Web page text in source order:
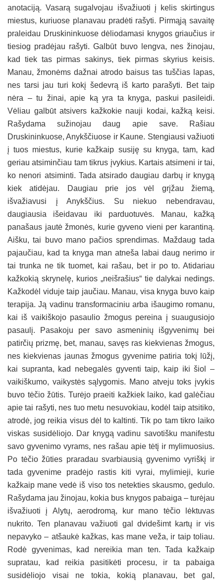
anotaciją. Vasarą sugalvojau išvažiuoti į kelis skirtingus
miestus, kuriuose planavau pradėti rašyti. Pirmąją savaitę
praleidau Druskininkuose dėliodamasi knygos griaučius ir
tiesiog pradėjau rašyti. Galbūt buvo lengva, nes žinojau,
kad tiek tas pirmas sakinys, tiek pirmas skyrius keisis.
Manau, žmonėms dažnai atrodo baisus tas tuščias lapas,
nes tarsi jau turi kokį šedevrą iš karto parašyti. Bet taip
nėra – tu žinai, apie ką yra ta knyga, paskui pasileidi.
Vėliau galbūt atsivers kažkokie nauji kodai, kažką keisi.
Rašydama sužinojau daug apie save. Rašiau
Druskininkuose, Anykščiuose ir Kaune. Stengiausi važiuoti
į tuos miestus, kurie kažkaip susiję su knyga, tam, kad
geriau atsiminčiau tam tikrus įvykius. Kartais atsimeni ir tai,
ko nenori atsiminti. Tada atsirado daugiau darbų ir knygą
kiek atidėjau. Daugiau prie jos vėl grįžau žiemą,
išvažiavusi į Anykščius. Su niekuo nebendravau,
daugiausia išeidavau iki parduotuvės. Manau, kažką
panašaus jautė žmonės, kurie gyveno vieni per karantiną.
Aišku, tai buvo mano pačios sprendimas. Maždaug tada
pajaučiau, kad ta knyga man atneša labai daug nerimo ir
tai trunka ne tik tuomet, kai rašau, bet ir po to. Atidariau
kažkokią skrynelę, kurios „neišrašius“ tie dalykai nedings.
Kažkodėl viduje taip jaučiau. Manau, visa knyga buvo kaip
terapija. Ją vadinu transformaciniu arba išaugimo romanu,
kai iš vaikiškojo pasaulio žmogus pereina į suaugusiojo
pasaulį. Pasakoju per savo asmeninių išgyvenimų bei
patirčių prizmę, bet, manau, savęs ras kiekvienas žmogus,
nes kiekvienas jaunas žmogus gyvenime patiria tokį lūžį,
kai supranta, kad nebegalės gyventi taip, kaip iki šiol –
vaikiškumo, vaikystės sąlygomis. Mano atveju toks įvykis
buvo tėčio žūtis. Turėjo praeiti kažkiek laiko, kad galėčiau
apie tai rašyti, nes tuo metu nesuvokiau, kodėl taip atsitiko,
atrodė, jog reikia visus dėl to kaltinti. Tik po tam tikro laiko
viskas susidėliojo. Dar knygą vadinu savotišku manifestu
savo gyvenimo vyrams, nes rašau apie tėtį ir mylimuosius.
Po tėčio žūties praradau svarbiausią gyvenimo vyriškį ir
tada gyvenime pradėjo rastis kiti vyrai, mylimieji, kurie
kažkaip mane vedė iš viso tos netekties skausmo, gedulo.
Rašydama jau žinojau, kokia bus knygos pabaiga – turėjau
išvažiuoti į Alytų, aerodromą, kur mano tėčio lėktuvas
nukrito. Ten planavau važiuoti gal dvidešimt kartų ir vis
nepavyko – atšaukė kažkas, kas mane veža, ir taip toliau.
Rodė gyvenimas, kad nereikia man ten. Tada kažkaip
supratau, kad reikia pasitikėti procesu, ir ta pabaiga
susidėliojo visai ne tokia, kokią planavau, bet gal,